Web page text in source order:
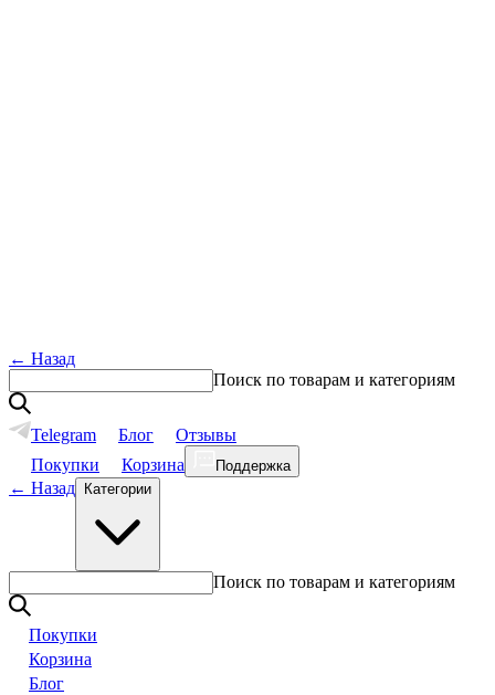
← Назад
Поиск по товарам и категориям
Telegram Блог
Отзывы
Покупки
Корзина Поддержка
← Назад Категории
Поиск по товарам и категориям
Покупки
Корзина
Блог